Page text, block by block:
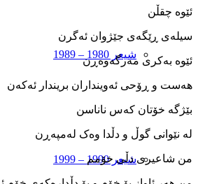
شیعر 1980 – 1989
شیعر 1990 – 1999
ئێوه‌ چقڵن
سیله‌ی ڕێگه‌ی جێژوان ئه‌گرن
ئێوه ‌به‌کری مه‌رگه‌وه‌ڕن
هه‌ست و ڕۆحی ئه‌وینداران بریندار ئه‌که‌ن
بێژگه‌ خۆتان که‌س ناناسن
له ‌نێوانی گوڵ و دڵدا وه‌ک له‌مپه‌ڕن
من شاعیری دڵی خۆمم